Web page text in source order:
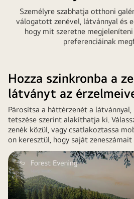
Személyre szabhatja otthoni
válogatott zenével, látvánnyal és
hogy mit szeretne
preferenciáinak
Hozza szinkronba a
látványt az
Párosítsa a háttérzenét a
tetszése szerint alakíthatja ki.
zenék közül, vagy csatlakoztassa
on keresztül, hogy saját zeneszámait